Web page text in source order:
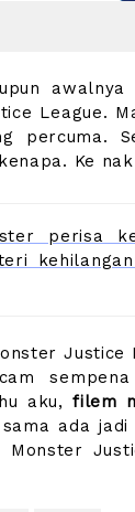
League.
percuma.
Ke
perisa
Justice
aku,filem
ada
Monster